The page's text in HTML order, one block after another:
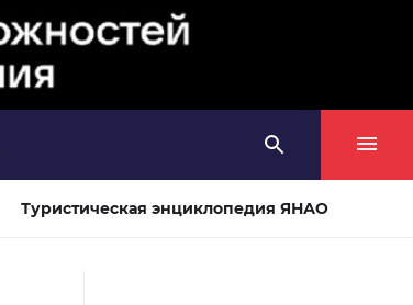
Туристическая энциклопедия ЯНАО